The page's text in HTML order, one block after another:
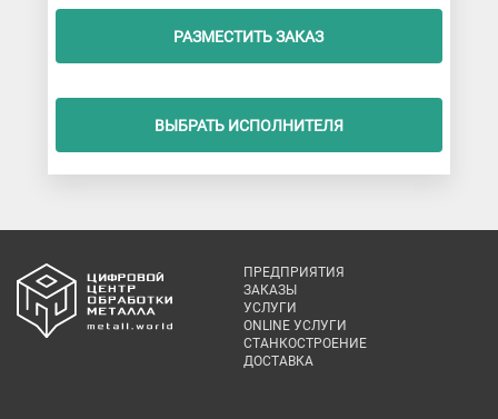
РАЗМЕСТИТЬ ЗАКАЗ
ВЫБРАТЬ ИСПОЛНИТЕЛЯ
ПРЕДПРИЯТИЯ
ЗАКАЗЫ
УСЛУГИ
ONLINE УСЛУГИ
СТАНКОСТРОЕНИЕ
ДОСТАВКА